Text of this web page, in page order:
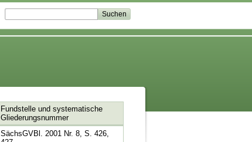
Fundstelle und systematische
Gliederungsnummer
SächsGVBl. 2001 Nr. 8, S. 426,